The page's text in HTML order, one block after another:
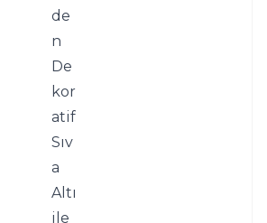
de
n
De
kor
atif
Sıv
a
Altı
ile